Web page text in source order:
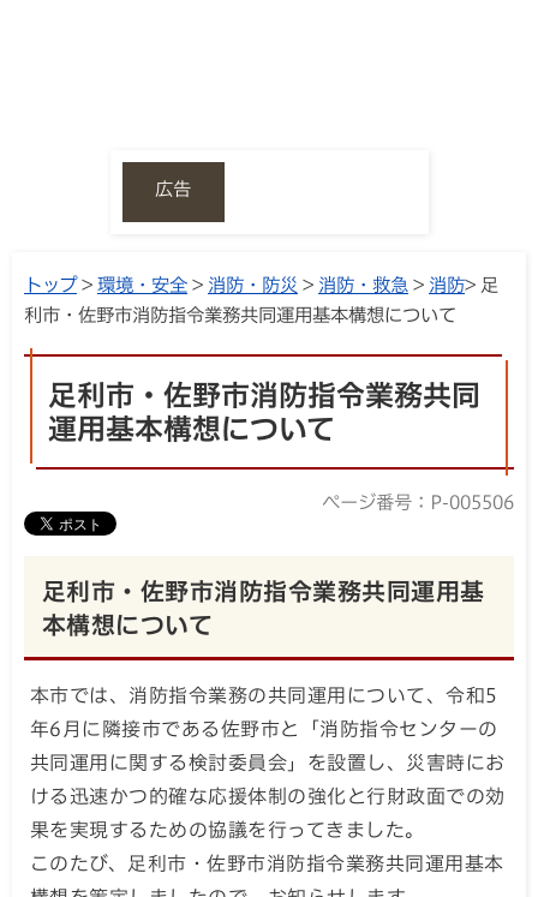
広告
トップ> 環境・安全 > 消防・防災 > 消防・救急 > 消防> 足
利市・佐野市消防指令業務共同運用基本構想について
足利市・佐野市消防指令業務共同
運用基本構想について
ページ番号：P-005506
足利市・佐野市消防指令業務共同運用基
本構想について
本市では、消防指令業務の共同運用について、令和5
年6月に隣接市である佐野市と「消防指令センターの
共同運用に関する検討委員会」を設置し、災害時にお
ける迅速かつ的確な応援体制の強化と行財政面での効
果を実現するための協議を行ってきました。
このたび、足利市・佐野市消防指令業務共同運用基本